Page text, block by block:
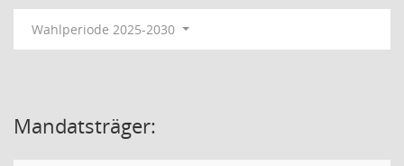
Wahlperiode 2025-2030
Mandatsträger: